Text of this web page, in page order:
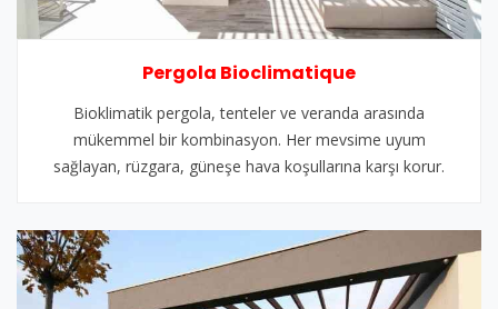
Pergola Bioclimatique
Bioklimatik pergola, tenteler ve veranda arasında
mükemmel bir kombinasyon. Her mevsime uyum
sağlayan, rüzgara, güneşe hava koşullarına karşı korur.